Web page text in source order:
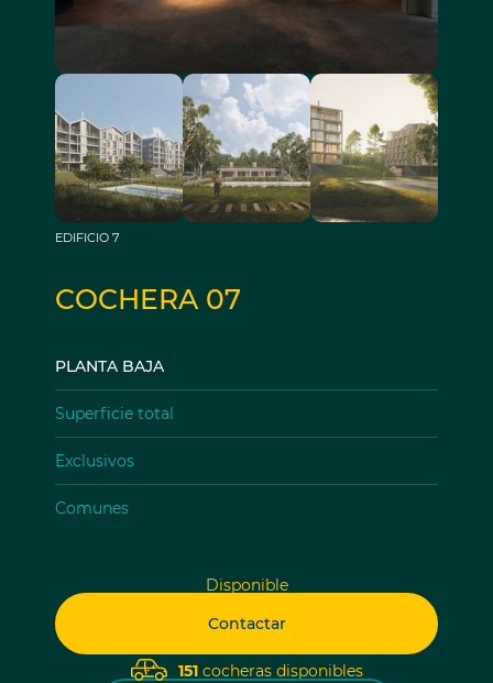
EDIFICIO 7
COCHERA 07
PLANTA BAJA
Superficie total
Exclusivos
Comunes
Disponible
Contactar
151cocheras disponibles